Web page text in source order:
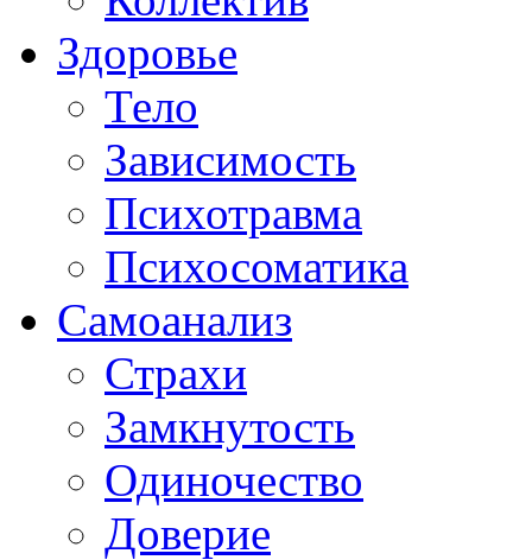
Здоровье
Тело
Зависимость
Психотравма
Психосоматика
Самоанализ
Страхи
Замкнутость
Одиночество
Доверие